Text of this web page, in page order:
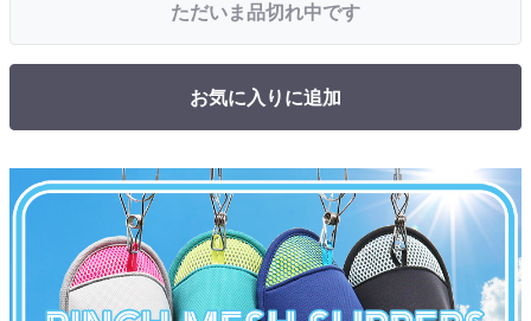
ただいま品切れ中です
お気に入りに追加